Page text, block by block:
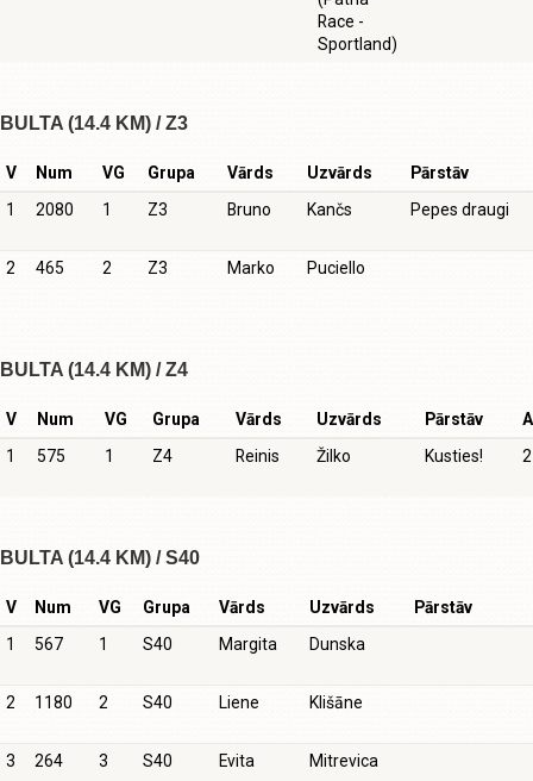
Race -
Sportland)
BULTA (14.4 KM) / Z3
V Num VG Grupa Vārds Uzvārds
Pārstāv
1
2080 1 Z3 Bruno Kančs Pepes draugi
2 465 2 Z3 Marko Puciello
BULTA (14.4 KM) / Z4
V Num VG Grupa Vārds Uzvārds Pārstāv
1
575 1 Z4 Reinis Žilko Kusties! 2
BULTA (14.4 KM) / S40
V Num VG Grupa Vārds Uzvārds
Pārstāv
1
567 1 S40 Margita Dunska
2 1180 2 S40 Liene Klišāne
3 264 3 S40 Evita Mitrevica